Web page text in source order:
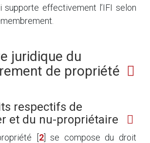
supporte effectivement l’IFI selon
juridique du
de propriété
respectifs de
et du nu-propriétaire
2]
se compose du droit